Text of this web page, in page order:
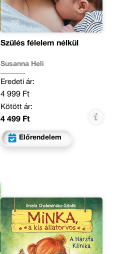
Szülés félelem nélkül
Susanna Heli
Eredeti ár:
4 999 Ft
Kötött ár:
4 499 Ft
Előrendelem